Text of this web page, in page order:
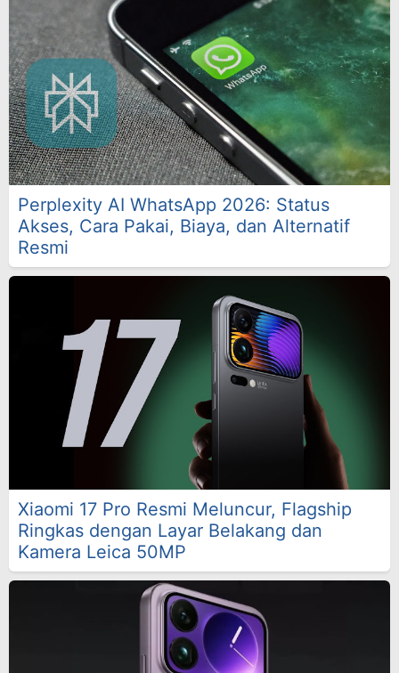
Perplexity AI WhatsApp 2026: Status
Akses, Cara Pakai, Biaya, dan Alternatif
Resmi
Xiaomi 17 Pro Resmi Meluncur, Flagship
Ringkas dengan Layar Belakang dan
Kamera Leica 50MP